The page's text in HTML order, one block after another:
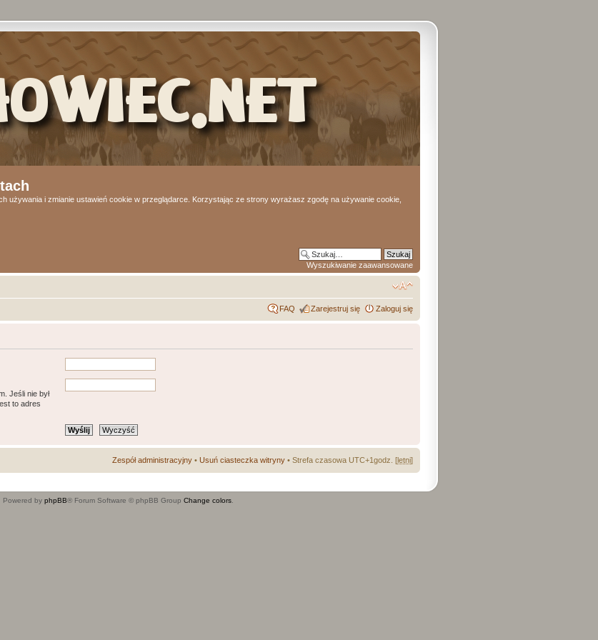
używania i zmianie ustawień cookie w przeglądarce. Korzystając ze strony wyrażasz zgodę na używanie cookie,
Wyszukiwanie zaawansowane
FAQ Zarejestruj się Zaloguj się
Jeśli nie był
to adres
Zespół administracyjny • Usuń ciasteczka witryny • Strefa czasowa UTC+1godz. [letni]
Powered by phpBB® Forum Software © phpBB Group Change colors.